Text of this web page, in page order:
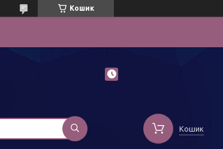
Кошик
Кошик